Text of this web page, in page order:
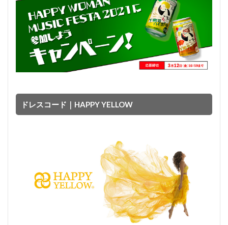
ドレスコード｜HAPPY YELLOW